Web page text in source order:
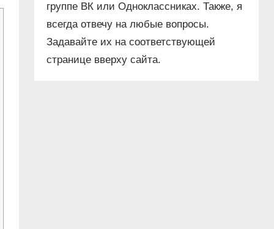
группе ВК или Одноклассниках. Также, я
всегда отвечу на любые вопросы.
Задавайте их на соответствующей
странице вверху сайта.